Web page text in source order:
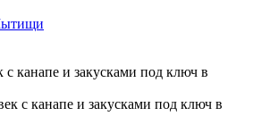
канапе и закусками под ключ в